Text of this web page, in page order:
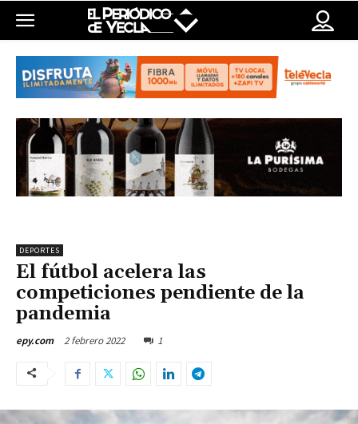
DEPORTES
El fútbol acelera las
competiciones pendiente de la
pandemia
epy.com 2 febrero 2022 1